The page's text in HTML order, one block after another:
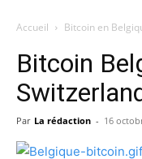
Accueil Bitcoin en
Bitcoin
Par La rédaction - 16